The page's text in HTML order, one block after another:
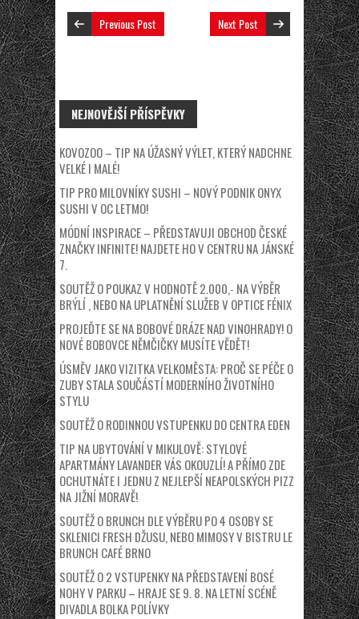
Previous Post Next Post
NEJNOVĚJŠÍ PŘÍSPĚVKY
KOVOZOO – TIP NA ÚŽASNÝ VÝLET, KTERÝ NADCHNE
VELKÉ I MALÉ!
TIP PRO MILOVNÍKY SUSHI – NOVÝ PODNIK ONYX
SUSHI V OC LETMO!
MÓDNÍ INSPIRACE – PŘEDSTAVUJI OBCHOD ČESKÉ
ZNAČKY INFINITE! NAJDETE HO V CENTRU NA JÁNSKÉ
7.
SOUTĚŽ O POUKAZ V HODNOTĚ 2.000,- NA VÝBĚR
BRÝLÍ , NEBO NA UPLATNĚNÍ SLUŽEB V OPTICE FÉNIX
PROJEĎTE SE NA BOBOVÉ DRÁZE NAD VINOHRADY! O
NOVÉ BOBOVCE NĚMČIČKY MUSÍTE VĚDĚT!
ÚSMĚV JAKO VIZITKA VELKOMĚSTA: PROČ SE PÉČE O
ZUBY STALA SOUČÁSTÍ MODERNÍHO ŽIVOTNÍHO
STYLU
SOUTĚŽ O RODINNOU VSTUPENKU DO CENTRA EDEN
TIP NA UBYTOVÁNÍ V MIKULOVĚ: STYLOVÉ
APARTMÁNY LAVANDER VÁS OKOUZLÍ! A PŘÍMO ZDE
OCHUTNÁTE I JEDNU Z NEJLEPŠÍ NEAPOLSKÝCH PIZZ
NA JIŽNÍ MORAVĚ!
SOUTĚŽ O BRUNCH DLE VÝBĚRU PO 4 OSOBY SE
SKLENICI FRESH DŽUSU, NEBO MIMOSY V BISTRU LE
BRUNCH CAFÉ BRNO
SOUTĚŽ O 2 VSTUPENKY NA PŘEDSTAVENÍ BOSÉ
NOHY V PARKU – HRAJE SE 9. 8. NA LETNÍ SCÉNĚ
DIVADLA BOLKA POLÍVKY